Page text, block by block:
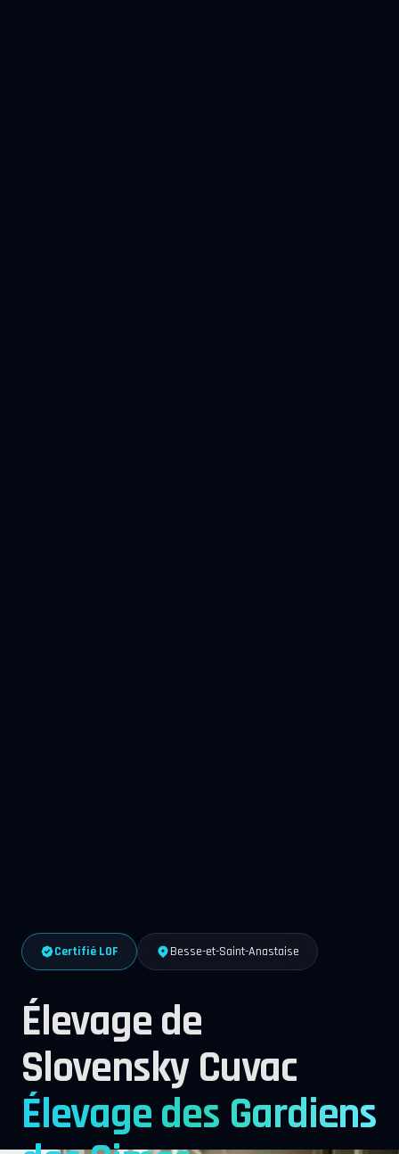
Certifié LOF Besse-et-Saint-Anastaise
Élevage de
Slovensky Cuvac
Élevage des Gardiens